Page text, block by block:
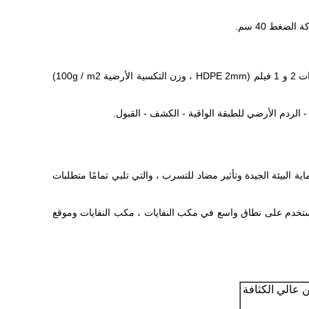
3. اختيار مواد الغشاء: طبقًا لمتطلبات تصميم قاع بركة المخلفات وأعلى السد ، تم اعتماد HDPE 2mm.يتم استخدام أغشية التبطين ذات المنحدرات 2 و 1 فيلم (HDPE 2mm ، وزن التكسية الأرضية 100g / m2)
البيئة الجيدة وتأثير مضاد للتسرب ، والتي تلبي تمامًا متطلبات
على نطاق واسع في مكب النفايات ، مكب النفايات وموقع
الكثافة